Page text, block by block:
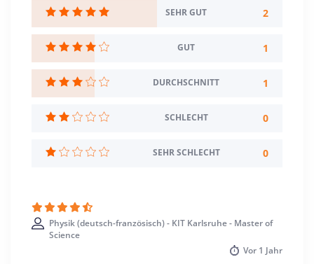
4 Semester
Sprache
Deutsch
Französisch
Studienbeginn
Sommer- u. Wintersemester
Standort
Karlsruhe >> Karlsruhe
SEHR GUT 2
GUT 1
DURCHSCHNITT 1
SCHLECHT 0
SEHR SCHLECHT 0
Physik (deutsch-französisch) - KIT Karlsruhe - Master of
Science
Vor 1 Jahr